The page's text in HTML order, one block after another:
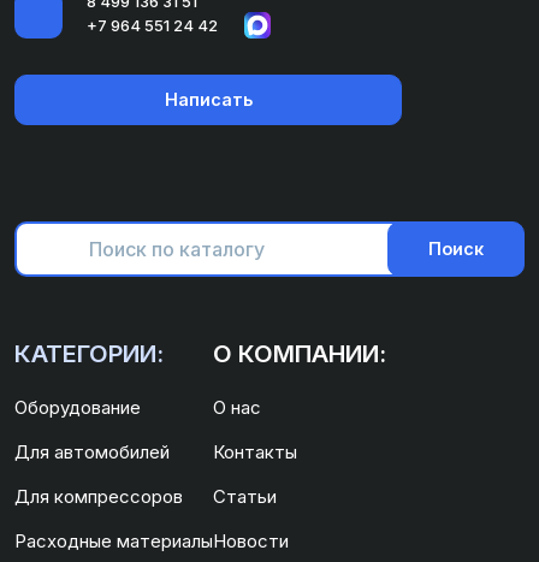
+7 964 551 24 42
Написать
Поиск
КАТЕГОРИИ:
Оборудование
Для автомобилей
Для компрессоров
Расходные материалы
О КОМПАНИИ:
О нас
Контакты
Статьи
Новости